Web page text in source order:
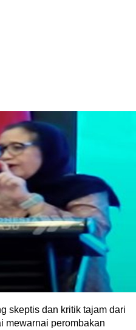
skeptis dan kritik tajam dari
mewarnai perombakan